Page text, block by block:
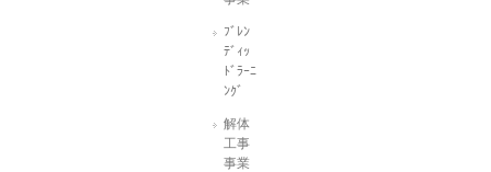
ﾌﾞﾚﾝ
ﾃﾞｨｯ
ﾄﾞﾗｰﾆ
ﾝｸﾞ
解体
工事
事業